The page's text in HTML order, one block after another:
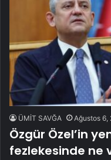
ÜMİT SAVĞA Ağustos 6,
Özgür Özel’in
fezlekesinde ne